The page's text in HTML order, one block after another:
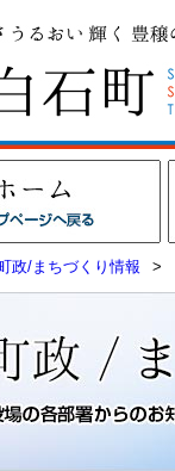
政/まちづくり情報 >